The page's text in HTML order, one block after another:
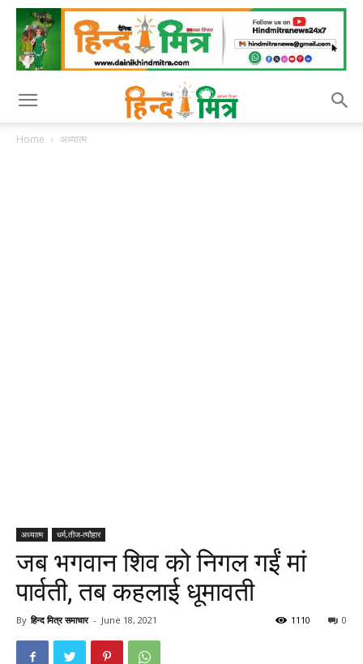
Home अध्यात्म
अध्यात्म धर्म,तीज-त्यौहार
जब भगवान शिव को निगल गईं मां
पार्वती, तब कहलाई धूमावती
By हिन्द मित्र समाचार - June 18, 2021 0
1110